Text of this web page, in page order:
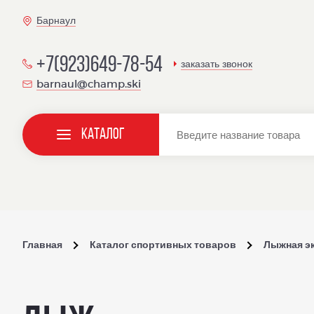
Барнаул
+7(923)649-78-54 заказать звонок
barnaul@champ.ski
Каталог
Главная Каталог спортивных товаров Лыжная